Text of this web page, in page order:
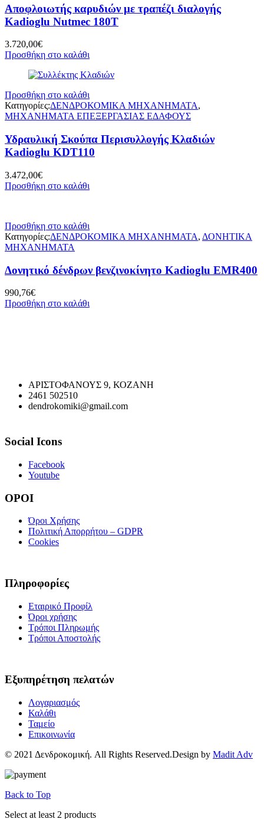
Αποφλοιωτής καρυδιών με τραπέζι διαλογής
Kadioglu Nutmec 180T
3.720,00€
Προσθήκη στο καλάθι
Προσθήκη στο καλάθι
Κατηγορίες:ΔΕΝΔΡΟΚΟΜΙΚΑ ΜΗΧΑΝΗΜΑΤΑ,
ΜΗΧΑΝΗΜΑΤΑ ΕΠΕΞΕΡΓΑΣΙΑΣ ΕΔΑΦΟΥΣ
Υδραυλική Σκούπα Περισυλλογής Κλαδιών
Kadioglu KDT110
3.472,00€
Προσθήκη στο καλάθι
Προσθήκη στο καλάθι
Κατηγορίες:ΔΕΝΔΡΟΚΟΜΙΚΑ ΜΗΧΑΝΗΜΑΤΑ, ΔΟΝΗΤΙΚΑ
ΜΗΧΑΝΗΜΑΤΑ
Δονητικό δένδρων βενζινοκίνητο Kadioglu EMR400
990,76€
Προσθήκη στο καλάθι
ΑΡΙΣΤΟΦΑΝΟΥΣ 9, ΚΟΖΑΝΗ
2461 502510
dendrokomiki@gmail.com
Social Icons
Facebook
Youtube
ΟΡΟΙ
Όροι Χρήσης
Πολιτική Απορρήτου – GDPR
Cookies
Πληροφορίες
Εταιρικό Προφίλ
Όροι χρήσης
Τρόποι Πληρωμής
Τρόποι Αποστολής
Εξυπηρέτηση πελατών
Λογαριασμός
Καλάθι
Ταμείο
Επικοινωνία
© 2021 Δενδροκομική. All Rights Reserved.Design by Madit Adv
Back to Top
Select at least 2 products